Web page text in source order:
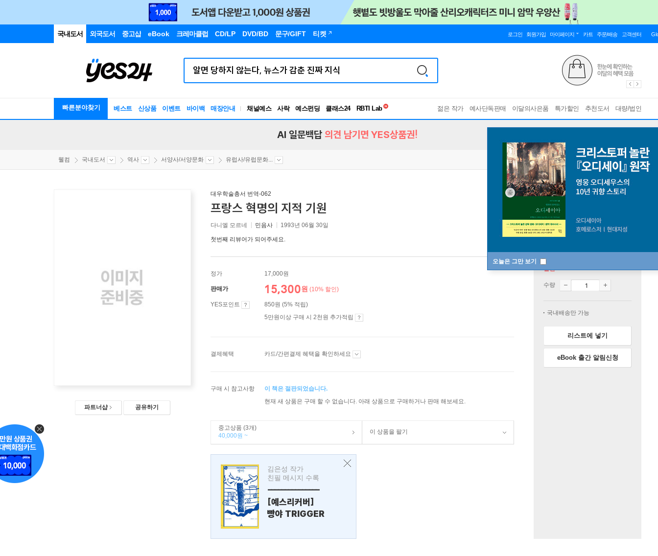
국내도서 외국도서 중고샵 eBook 크레마클럽 CD/LP DVD/BD 문구/GIFT 티켓 로그인 회원가입 마이페이지 카트 주문/배송 고객센터
빠른분야찾기 베스트 신상품 이벤트 바이백 매장안내 채널예스 사락 예스펀딩 클래스24
독서유형검사
젊은 작가 예사단독판매 이달의사은품 특가할인 추천도서 대량/법인
오늘은 그만 보기
AI 일문백답 의견 남기면 YES상품권!
웰컴 국내도서 역사 서양사/서양문화 유럽사/유럽문화...
파트너샵 공유하기
대우학술총서 번역-062
프랑스 혁명의 지적 기원
다니엘 모르네 민음사 1993년 06월 30일
첫번째 리뷰어가 되어주세요.
정가 17,000원
판매가 15,300원 (10% 할인)
YES포인트
850원 (5% 적립)
5만원이상 구매 시 2천원 추가적립
결제혜택 카드/간편결제 혜택을 확인하세요
구매 시 참고사항
이 책은 절판되었습니다.
현재 새 상품은 구매 할 수 없습니다. 아래 상품으로 구매하거나 판매 해보세요.
중고상품 (3개)
40,000원 ~
이 상품을 팔기
김은성 작가
친필 메시지 수록
---------------
[예스리커버]
빵야 TRIGGER
절판
수량
국내배송만 가능
리스트에 넣기
eBook 출간 알림신청